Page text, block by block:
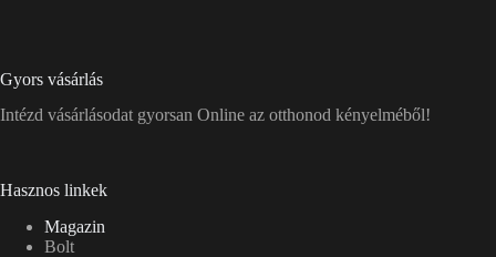
Gyors vásárlás
Intézd vásárlásodat gyorsan Online az otthonod kényelméből!
Hasznos linkek
Magazin
Bolt